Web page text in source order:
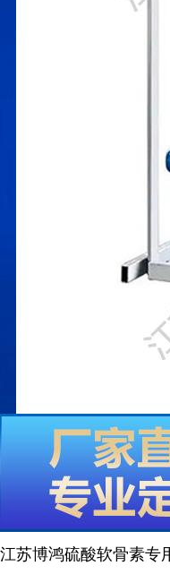
江苏博鸿硫酸软骨素专